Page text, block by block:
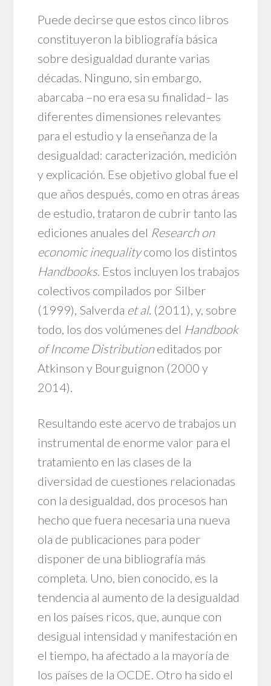
Puede decirse que estos cinco libros
constituyeron la bibliografía básica
sobre desigualdad durante varias
décadas. Ninguno, sin embargo,
abarcaba –no era esa su finalidad– las
diferentes dimensiones relevantes
para el estudio y la enseñanza de la
desigualdad: caracterización, medición
y explicación. Ese objetivo global fue el
que años después, como en otras áreas
de estudio, trataron de cubrir tanto las
ediciones anuales del Research on
economic inequalitycomo los distintos
Handbooks. Estos incluyen los trabajos
colectivos compilados por Silber
(1999), Salverda et al. (2011), y, sobre
todo, los dos volúmenes del Handbook
of Income Distributioneditados por
Atkinson y Bourguignon (2000 y
2014).
Resultando este acervo de trabajos un
instrumental de enorme valor para el
tratamiento en las clases de la
diversidad de cuestiones relacionadas
con la desigualdad, dos procesos han
hecho que fuera necesaria una nueva
ola de publicaciones para poder
disponer de una bibliografía más
completa. Uno, bien conocido, es la
tendencia al aumento de la desigualdad
en los países ricos, que, aunque con
desigual intensidad y manifestación en
el tiempo, ha afectado a la mayoría de
los países de la OCDE. Otro ha sido el